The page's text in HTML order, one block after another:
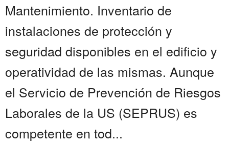
Mantenimiento. Inventario de
instalaciones de protección y
seguridad disponibles en el edificio y
operatividad de las mismas. Aunque
el Servicio de Prevención de Riesgos
Laborales de la US (SEPRUS) es
competente en tod...